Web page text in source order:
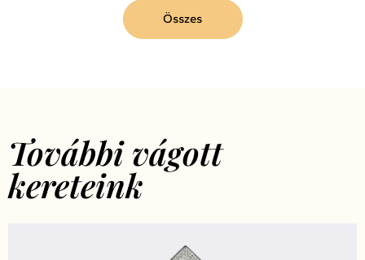
Összes
További vágott
kereteink